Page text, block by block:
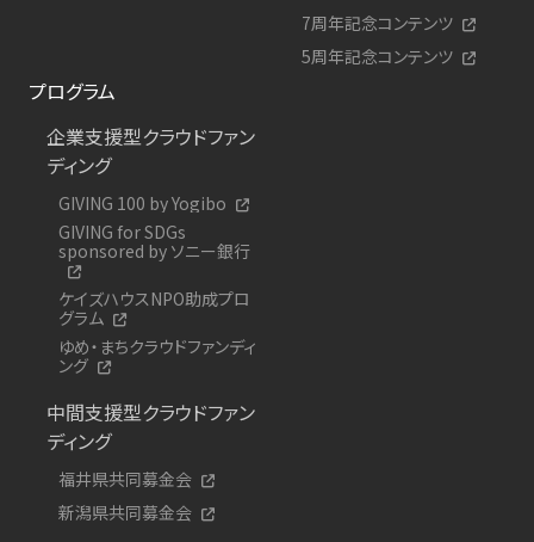
7周年記念コンテンツ
5周年記念コンテンツ
プログラム
企業支援型クラウドファン
ディング
GIVING 100 by Yogibo
GIVING for SDGs
sponsored by ソニー銀行
ケイズハウスNPO助成プロ
グラム
ゆめ・まちクラウドファンディ
ング
中間支援型クラウドファン
ディング
福井県共同募金会
新潟県共同募金会